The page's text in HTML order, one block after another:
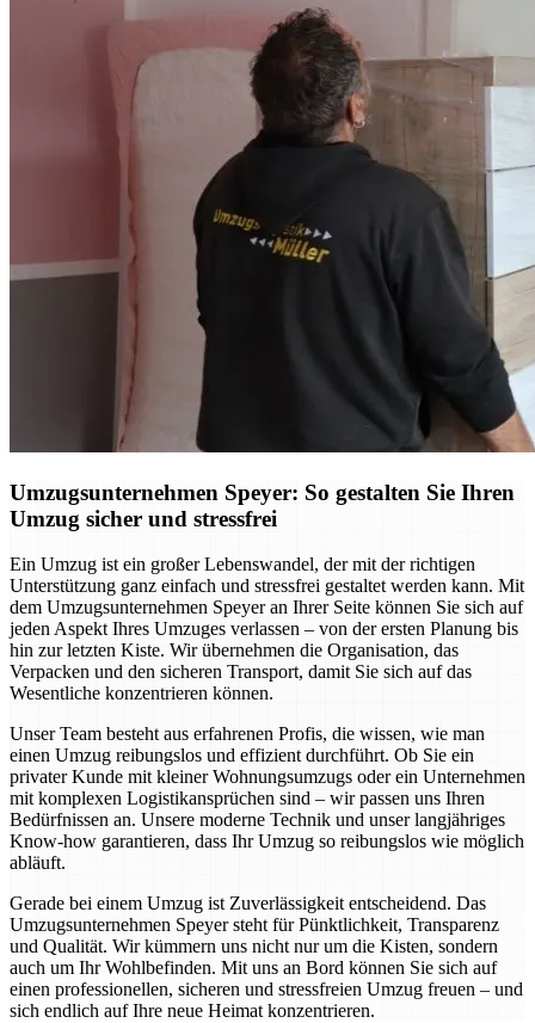
Umzugsunternehmen Speyer: So gestalten Sie Ihren
Umzug sicher und stressfrei
Ein Umzug ist ein großer Lebenswandel, der mit der richtigen
Unterstützung ganz einfach und stressfrei gestaltet werden kann. Mit
dem Umzugsunternehmen Speyer an Ihrer Seite können Sie sich auf
jeden Aspekt Ihres Umzuges verlassen – von der ersten Planung bis
hin zur letzten Kiste. Wir übernehmen die Organisation, das
Verpacken und den sicheren Transport, damit Sie sich auf das
Wesentliche konzentrieren können.
Unser Team besteht aus erfahrenen Profis, die wissen, wie man
einen Umzug reibungslos und effizient durchführt. Ob Sie ein
privater Kunde mit kleiner Wohnungsumzugs oder ein Unternehmen
mit komplexen Logistikansprüchen sind – wir passen uns Ihren
Bedürfnissen an. Unsere moderne Technik und unser langjähriges
Know-how garantieren, dass Ihr Umzug so reibungslos wie möglich
abläuft.
Gerade bei einem Umzug ist Zuverlässigkeit entscheidend. Das
Umzugsunternehmen Speyer steht für Pünktlichkeit, Transparenz
und Qualität. Wir kümmern uns nicht nur um die Kisten, sondern
auch um Ihr Wohlbefinden. Mit uns an Bord können Sie sich auf
einen professionellen, sicheren und stressfreien Umzug freuen – und
sich endlich auf Ihre neue Heimat konzentrieren.